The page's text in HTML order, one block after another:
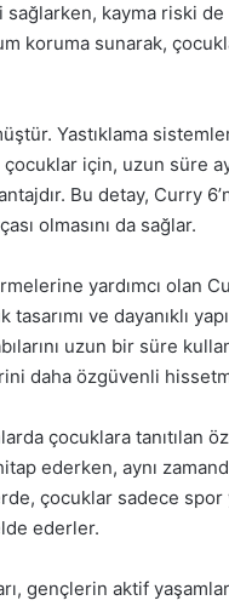
kayma riski
koruma sunarak,
Yastıklama
için, uzun süre
Bu detay, Curry
olmasını da sağlar.
yardımcı olan
ve dayanıklı
uzun bir süre
daha özgüvenli
çocuklara tanıtılan
ederken, aynı
çocuklar sadece spor
ederler.
gençlerin aktif